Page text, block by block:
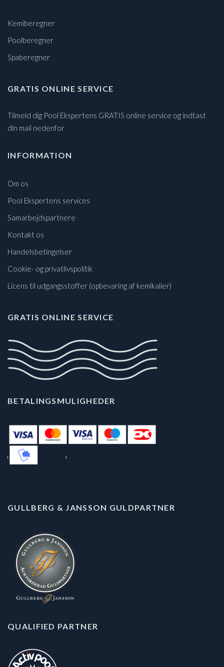
Kemiberegner
Poolberegner
Spaberegner
GRATIS ONLINE SERVICE
Tilmeld dig Pool Ekspertens GRATIS online service og indtast
din mail nedenfor
INFORMATION
Om os
Pool Ekspertens services
Samarbejdspartnere
Kontakt os
Handelsbetingelser
Cookie- og privatlivspolitik
Licens til udgangsstoffer (opbevaring af kemikalier)
GRATIS ONLINE SERVICE
BETALINGSMULIGHEDER
GULLBERG & JANSSON GULDPARTNER
QUALIFIED PARTNER